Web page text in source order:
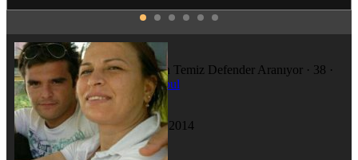
Bjorn
Temiz Abiden Temiz Defender Aranıyor · 38 ·
Konum
istanbul
Katılım
13 Ara 2014
Son görülme